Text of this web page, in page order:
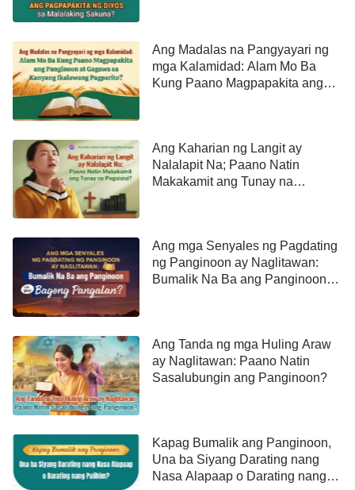
Ang Madalas na Pangyayari ng
mga Kalamidad: Alam Mo Ba
Kung Paano Magpapakita ang
Ang Kaharian ng Langit ay
Nalalapit Na; Paano Natin
Makakamit ang Tunay na
Ang mga Senyales ng Pagdating
ng Panginoon ay Naglitawan:
Bumalik Na Ba ang Panginoon
Ang Tanda ng mga Huling Araw
ay Naglitawan: Paano Natin
Sasalubungin ang Panginoon?
Kapag Bumalik ang Panginoon,
Una ba Siyang Darating nang
Nasa Alapaap o Darating nang